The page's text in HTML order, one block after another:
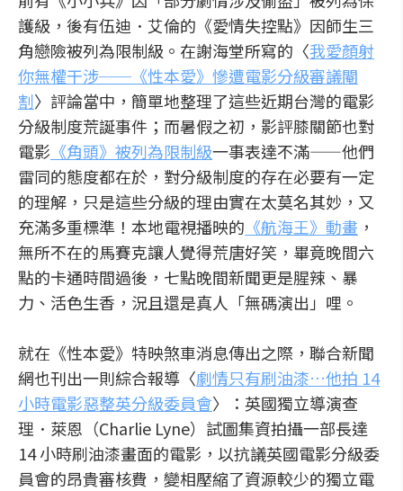
護級，後有伍迪．艾倫的《愛情失控點》因師生三
角戀險被列為限制級。在謝海堂所寫的〈我愛顏射
你無權干涉──《性本愛》慘遭電影分級審議閹
割〉評論當中，簡單地整理了這些近期台灣的電影
分級制度荒誕事件；而暑假之初，影評膝關節也對
電影 《角頭》被列為限制級一事表達不滿——他們
雷同的態度都在於，對分級制度的存在必要有一定
的理解，只是這些分級的理由實在太莫名其妙，又
充滿多重標準！本地電視播映的 《航海王》動畫 ，
無所不在的馬賽克讓人覺得荒唐好笑，畢竟晚間六
點的卡通時間過後，七點晚間新聞更是腥辣、暴
力、活色生香，況且還是真人「無碼演出」哩。
就在《性本愛》特映煞車消息傳出之際，聯合新聞
網也刊出一則綜合報導〈劇情只有刷油漆…他拍 14
小時電影惡整英分級委員會〉：英國獨立導演查
理．萊恩（Charlie Lyne）試圖集資拍攝一部長達
14 小時刷油漆畫面的電影，以抗議英國電影分級委
員會的昂貴審核費，變相壓縮了資源較少的獨立電